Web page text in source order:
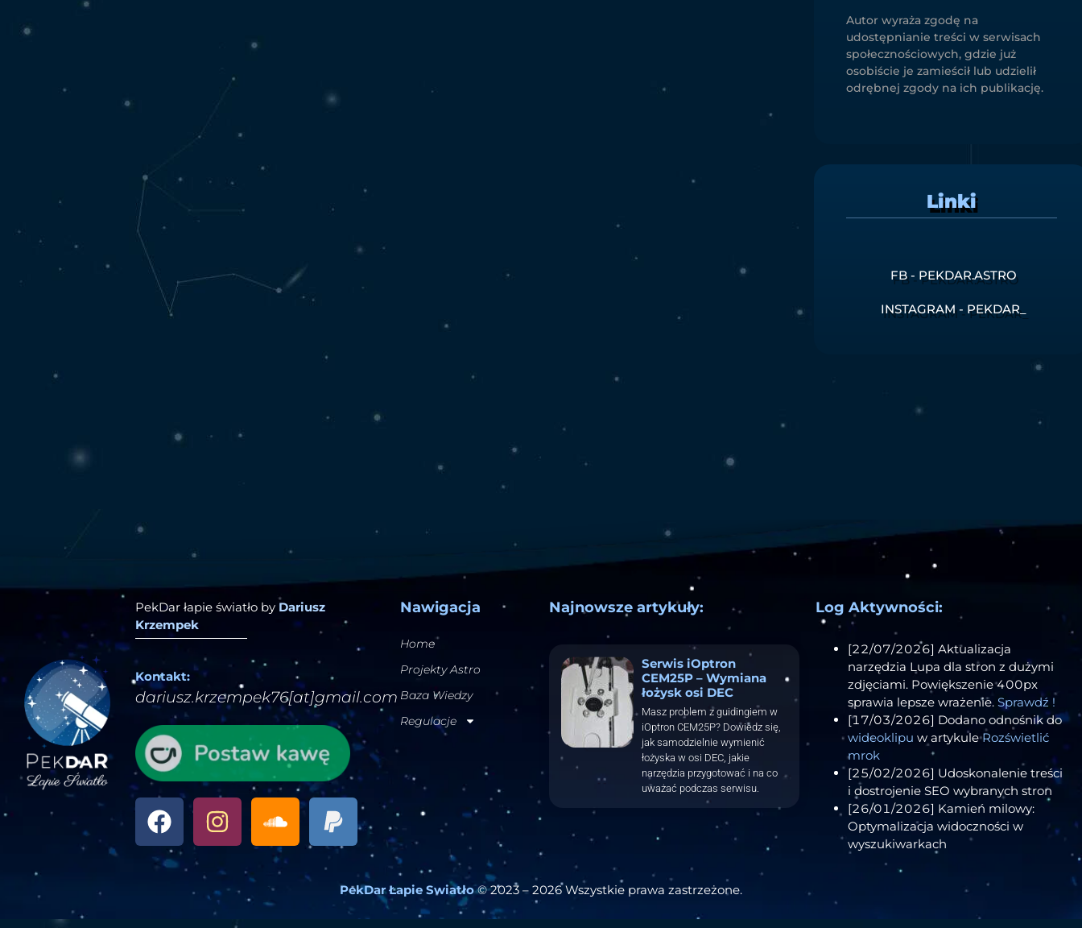
Autor wyraża zgodę na
udostępnianie treści w serwisach
społecznościowych, gdzie już
osobiście je zamieścił lub udzielił
odrębnej zgody na ich publikację.
Linki
FB - PEKDAR.ASTRO
INSTAGRAM - PEKDAR_
PekDar łapie światło by Dariusz
Krzempek
Kontakt:
dariusz.krzempek76[at]gmail.com
Nawigacja
Home
Projekty Astro
Baza Wiedzy
Regulacje
Najnowsze artykuły:
Serwis iOptron
CEM25P – Wymiana
łożysk osi DEC
Masz problem z guidingiem w
iOptron CEM25P? Dowiedz się,
jak samodzielnie wymienić
łożyska w osi DEC, jakie
narzędzia przygotować i na co
uważać podczas serwisu.
Log Aktywności:
[22/07/2026] Aktualizacja
narzędzia Lupa dla stron z dużymi
zdjęciami. Powiększenie 400px
sprawia lepsze wrażenie. Sprawdź !
[17/03/2026] Dodano odnośnik do
wideoklipu w artykuleRozświetlić
mrok
[25/02/2026] Udoskonalenie treści
i dostrojenie SEO wybranych stron
[26/01/2026] Kamień milowy:
Optymalizacja widoczności w
wyszukiwarkach
PekDar Łapie Swiatło© 2023 – 2026 Wszystkie prawa zastrzeżone.